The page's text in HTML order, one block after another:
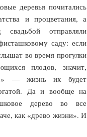
деревья почитались
и процветания, а
отправляли
саду: если
во время прогулки
плодов, значит,
— жизнь их будет
Да и вообще на
дерево во все
как «древо жизни». И